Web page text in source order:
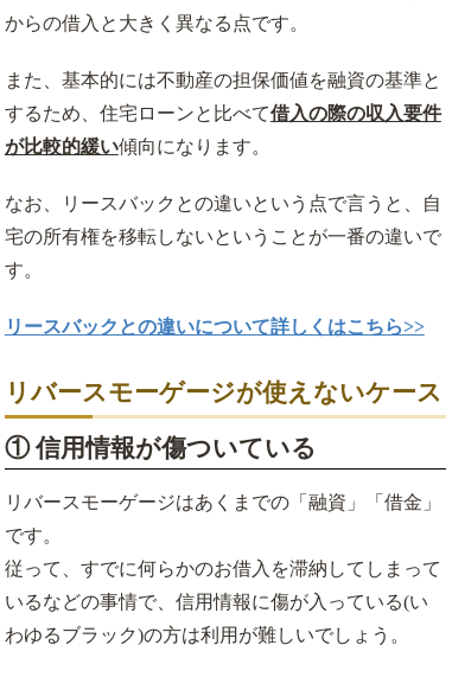
からの借入と大きく異なる点です。
また、基本的には不動産の担保価値を融資の基準と
するため、住宅ローンと比べて借入の際の収入要件
が比較的緩い傾向になります。
なお、リースバックとの違いという点で言うと、自
宅の所有権を移転しないということが一番の違いで
す。
リースバックとの違いについて詳しくはこちら>>
リバースモーゲージが使えないケース
① 信用情報が傷ついている
リバースモーゲージはあくまでの「融資」「借金」
です。
従って、すでに何らかのお借入を滞納してしまって
いるなどの事情で、信用情報に傷が入っている(い
わゆるブラック)の方は利用が難しいでしょう。